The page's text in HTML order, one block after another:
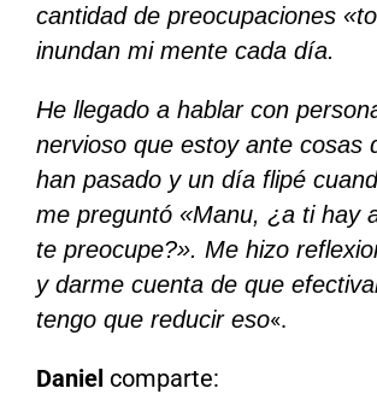
cantidad de preocupaciones
inundan mi mente cada día.
He llegado a hablar con
nervioso que estoy ante cosas
han pasado y un día flipé
me preguntó «Manu, ¿a ti hay
te preocupe?». Me hizo
y darme cuenta de que
tengo que reducir eso«.
Daniel comparte: